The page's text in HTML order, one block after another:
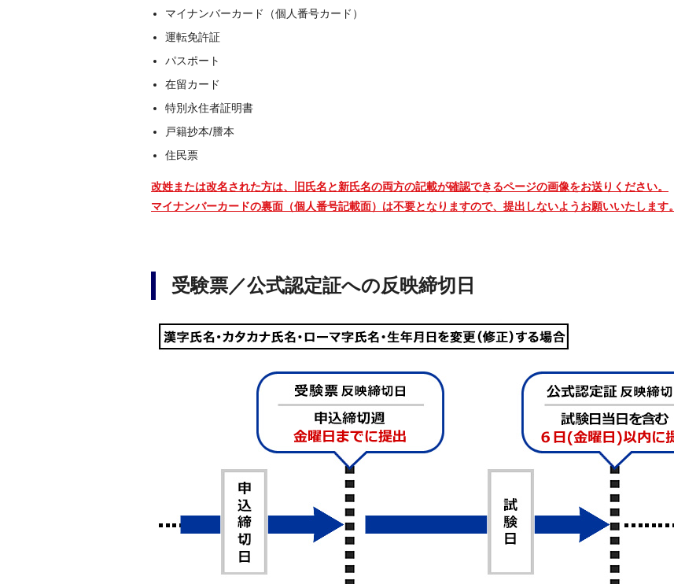
マイナンバーカード（個人番号カード）
運転免許証
パスポート
在留カード
特別永住者証明書
戸籍抄本/謄本
住民票
改姓または改名された方は、旧氏名と新氏名の両方の記載が確認できるページの画像をお送りください。
マイナンバーカードの裏面（個人番号記載面）は不要となりますので、提出しないようお願いいたします。
受験票／公式認定証への反映締切日